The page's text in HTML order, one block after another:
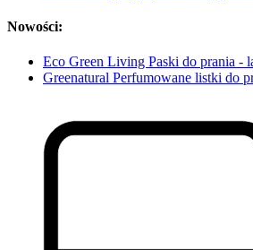
Nowości:
Eco Green Living Paski do prania -
Greenatural Perfumowane listki do